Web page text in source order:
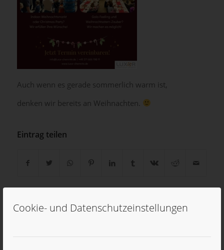
Cookie- und Datenschutzeinstellungen
Auch wenn es gerade sommerlich warm ist,
denken wir bereits an Weihnachten.
Eintrag teilen